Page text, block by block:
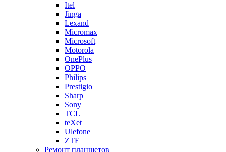
Itel
Jinga
Lexand
Micromax
Microsoft
Motorola
OnePlus
OPPO
Philips
Prestigio
Sharp
Sony
TCL
teXet
Ulefone
ZTE
Ремонт планшетов